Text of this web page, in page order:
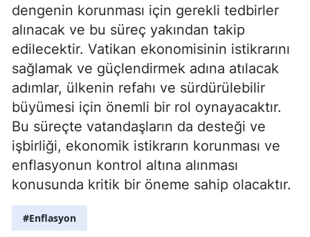
dengenin korunması için gerekli tedbirler
alınacak ve bu süreç yakından takip
edilecektir. Vatikan ekonomisinin istikrarını
sağlamak ve güçlendirmek adına atılacak
adımlar, ülkenin refahı ve sürdürülebilir
büyümesi için önemli bir rol oynayacaktır.
Bu süreçte vatandaşların da desteği ve
işbirliği, ekonomik istikrarın korunması ve
enflasyonun kontrol altına alınması
konusunda kritik bir öneme sahip olacaktır.
#Enflasyon